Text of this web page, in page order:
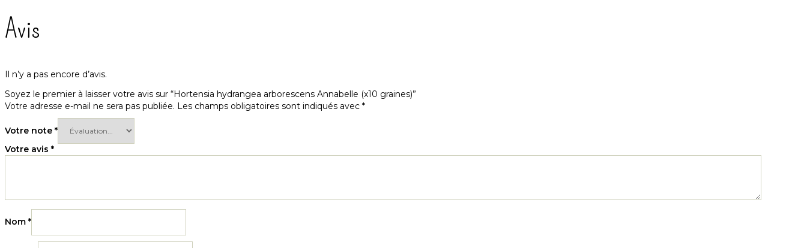
Quand planter les hortensias ?
entamé.
Contenu du sachet :
10 graines d’hydrengea arborescens
Avis
Il n’y a pas encore d’avis.
Soyez le premier à laisser votre avis sur “Hortensia hydrangea arborescens Annabelle (x10 graines)”
Votre adresse e-mail ne sera pas publiée. Les champs obligatoires sont indiqués avec *
Votre note *
Votre avis *
Nom *